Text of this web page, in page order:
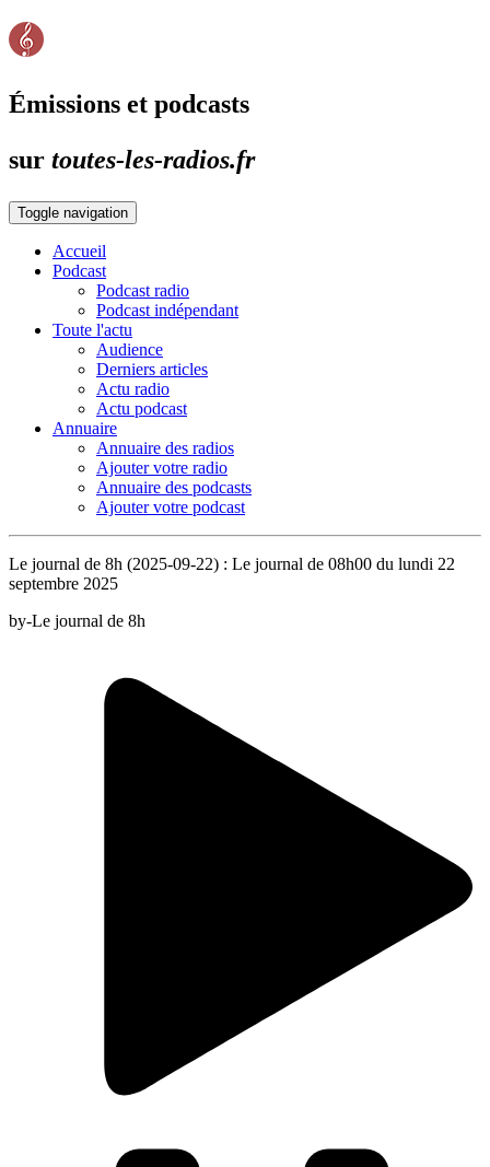
Émissions et podcasts
sur toutes-les-radios.fr
Toggle navigation
Accueil
Podcast
Podcast radio
Podcast indépendant
Toute l'actu
Audience
Derniers articles
Actu radio
Actu podcast
Annuaire
Annuaire des radios
Ajouter votre radio
Annuaire des podcasts
Ajouter votre podcast
Le journal de 8h (2025-09-22) : Le journal de 08h00 du lundi 22
septembre 2025
by-Le journal de 8h